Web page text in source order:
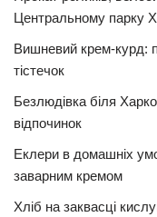
Центральному парку
Вишневий крем-курд:
тістечок
Безлюдівка біля
відпочинок
Еклери в домашніх
заварним кремом
Хліб на заквасці